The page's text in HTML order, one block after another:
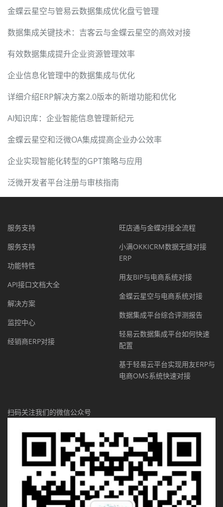
金蝶云星空与管易云数据集成优化盘亏管理
数据集成关键技术：吉客云与金蝶云星空的高效对接
有效数据集成提升企业资源管理效率
企业信息化管理中的数据集成与优化
详细介绍ERP解决方案2.0版本的新增功能和优化
AI知识库：企业智能信息管理新纪元
金蝶云星空和泛微OA集成提高企业办公效率
企业实现智能化转型的GPT策略与应用
泛微开发者平台注册与审核指南
服务支持
服务支持
功能特性
API接口文档大全
解决方案
监控中心
经销商ERP对接
旺店通与金蝶对接全流程
小满OKKICRM数据无缝对接
ERP
用友BIP与电商系统对接
金蝶云星空与电商系统对接
数据集成平台综合评测报告
轻易云数据集成平台如何快速
配置
基于轻易云平台实现用友ERP与
电商OMS系统快速对接
扫码关注我们的微信公众号